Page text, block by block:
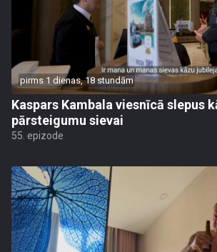
pirms 1 dienas, 18 stundām
Kaspars Kambala viesnīcā slepus
pārsteigumu sievai
55. epizode